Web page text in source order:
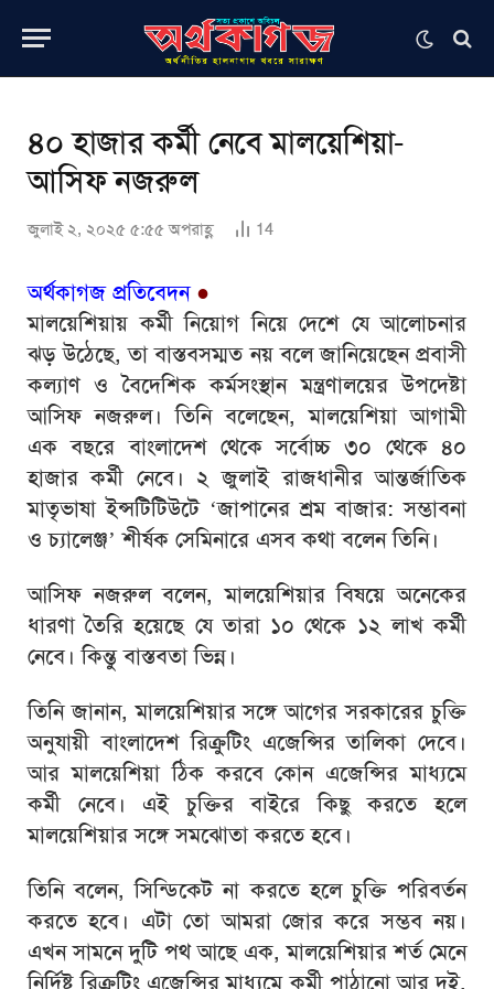
৪০ হাজার কর্মী নেবে মালয়েশিয়া-
আসিফ নজরুল
জুলাই ২, ২০২৫ ৫:৫৫ অপরাহ্ণ 14
অর্থকাগজ প্রতিবেদন●
মালয়েশিয়ায় কর্মী নিয়োগ নিয়ে দেশে যে আলোচনার
ঝড় উঠেছে, তা বাস্তবসম্মত নয় বলে জানিয়েছেন প্রবাসী
কল্যাণ ও বৈদেশিক কর্মসংস্থান মন্ত্রণালয়ের উপদেষ্টা
আসিফ নজরুল। তিনি বলেছেন, মালয়েশিয়া আগামী
এক বছরে বাংলাদেশ থেকে সর্বোচ্চ ৩০ থেকে ৪০
হাজার কর্মী নেবে। ২ জুলাই রাজধানীর আন্তর্জাতিক
মাতৃভাষা ইন্সটিটিউটে ‘জাপানের শ্রম বাজার: সম্ভাবনা
ও চ্যালেঞ্জ’ শীর্ষক সেমিনারে এসব কথা বলেন তিনি।
আসিফ নজরুল বলেন, মালয়েশিয়ার বিষয়ে অনেকের
ধারণা তৈরি হয়েছে যে তারা ১০ থেকে ১২ লাখ কর্মী
নেবে। কিন্তু বাস্তবতা ভিন্ন।
তিনি জানান, মালয়েশিয়ার সঙ্গে আগের সরকারের চুক্তি
অনুযায়ী বাংলাদেশ রিক্রুটিং এজেন্সির তালিকা দেবে।
আর মালয়েশিয়া ঠিক করবে কোন এজেন্সির মাধ্যমে
কর্মী নেবে। এই চুক্তির বাইরে কিছু করতে হলে
মালয়েশিয়ার সঙ্গে সমঝোতা করতে হবে।
তিনি বলেন, সিন্ডিকেট না করতে হলে চুক্তি পরিবর্তন
করতে হবে। এটা তো আমরা জোর করে সম্ভব নয়।
এখন সামনে দুটি পথ আছে এক, মালয়েশিয়ার শর্ত মেনে
নির্দিষ্ট রিক্রুটিং এজেন্সির মাধ্যমে কর্মী পাঠানো আর দুই,